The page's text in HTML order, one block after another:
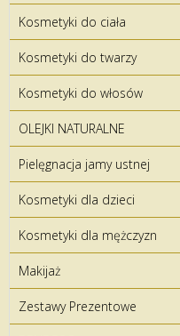
Kosmetyki do ciała
Kosmetyki do twarzy
Kosmetyki do włosów
OLEJKI NATURALNE
Pielęgnacja jamy ustnej
Kosmetyki dla dzieci
Kosmetyki dla mężczyzn
Makijaż
Zestawy Prezentowe